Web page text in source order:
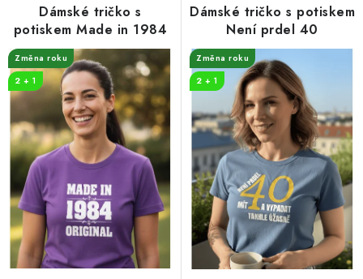
k
t
ů
u
k
t
ů
Dámské tričko s
potiskem Made in 1984
Změna roku
2 + 1
Dámské tričko s potiskem
Není prdel 40
Změna roku
2 + 1